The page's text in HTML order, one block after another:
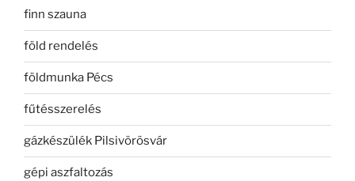
finn szauna
föld rendelés
földmunka Pécs
fűtésszerelés
gázkészülék Pilsivörösvár
gépi aszfaltozás